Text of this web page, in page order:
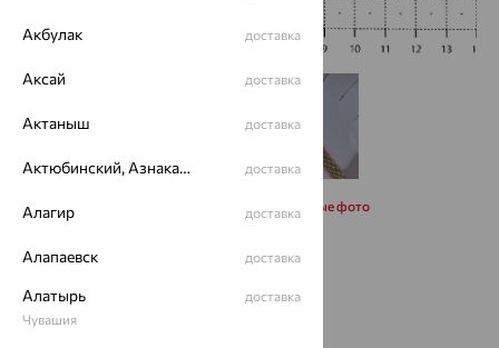
Запросить дополнительные фото
Размеры:
17
Акбулак доставка
Аксай доставка
Актаныш доставка
Актюбинский, Азнакаевский район доставка
Алагир доставка
Алапаевск доставка
Алатырь
Чувашия
доставка